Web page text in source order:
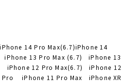
14 Pro Max(6.7)iPhone 14
13 Pro Max (6.7) iPhone 13
12 Pro Max(6.7) iPhone 12
iPhone 11 Pro Max iPhone XR